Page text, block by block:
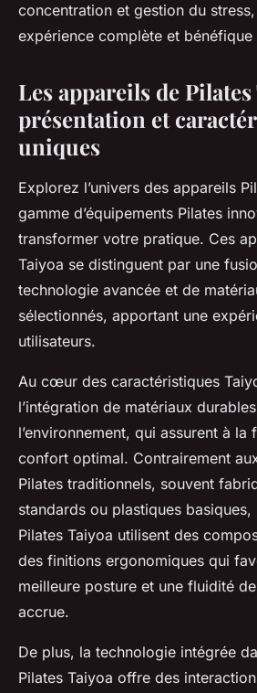
concentration et gestion du
expérience complète et bénéfique
Les appareils de
présentation et
uniques
Explorez l’univers des appareils
gamme d’équipements Pilates
transformer votre pratique. Ces
Taiyoa se distinguent par une
technologie avancée et de
sélectionnés, apportant une
utilisateurs.
Au cœur des caractéristiques
l’intégration de matériaux
l’environnement, qui assurent à la
confort optimal. Contrairement
Pilates traditionnels, souvent
standards ou plastiques basiques,
Pilates Taiyoa utilisent des
des finitions ergonomiques qui
meilleure posture et une fluidité
accrue.
De plus, la technologie intégrée
Pilates Taiyoa offre des